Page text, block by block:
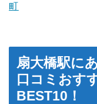
町
扇大橋駅に
口コミおす
BEST10！